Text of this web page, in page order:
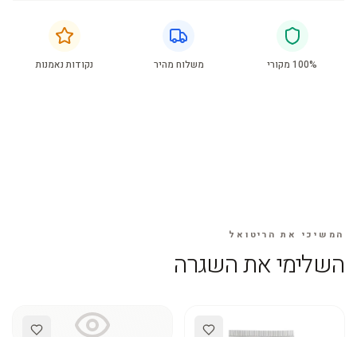
100% מקורי משלוח מהיר נקודות נאמנות
המשיכי את הריטואל
השלימי את השגרה